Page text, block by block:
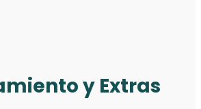
y Extras